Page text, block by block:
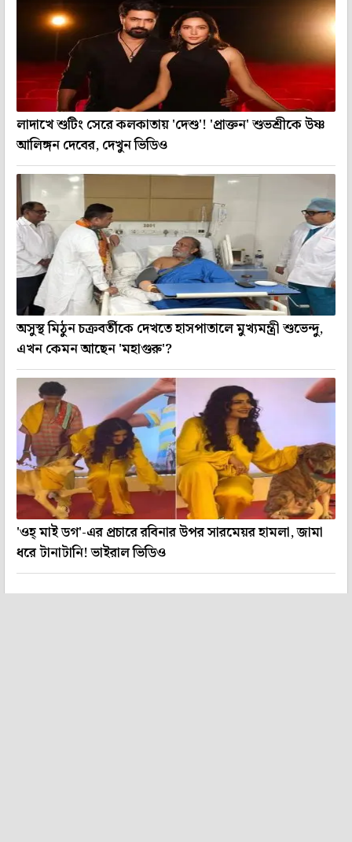
লাদাখে শুটিং সেরে কলকাতায় 'দেশু'! 'প্রাক্তন' শুভশ্রীকে উষ্ণ
আলিঙ্গন দেবের, দেখুন ভিডিও
অসুস্থ মিঠুন চক্রবর্তীকে দেখতে হাসপাতালে মুখ্যমন্ত্রী শুভেন্দু,
এখন কেমন আছেন 'মহাগুরু'?
'ওহ্ মাই ডগ'-এর প্রচারে রবিনার উপর সারমেয়র হামলা, জামা
ধরে টানাটানি! ভাইরাল ভিডিও